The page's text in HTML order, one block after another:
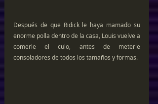
Después de que Ridick le haya mamado su
enorme polla dentro de la casa, Louis vuelve a
comerle el culo, antes de meterle
consoladores de todos los tamaños y formas.